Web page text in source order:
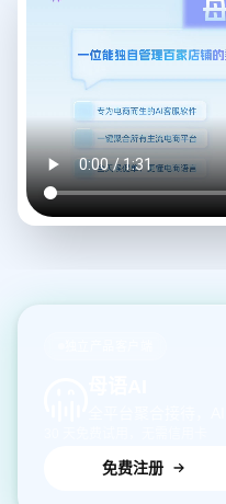
全平台聚合接待，
免费注册